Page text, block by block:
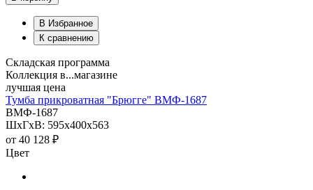
В Избранное
К сравнению
Складская программа
Коллекция в...магазине
лучшая цена
Тумба прикроватная "Брюгге" ВМФ-1687
ВМФ-1687
ШхГхВ: 595х400х563
от 40 128 ₽
Цвет